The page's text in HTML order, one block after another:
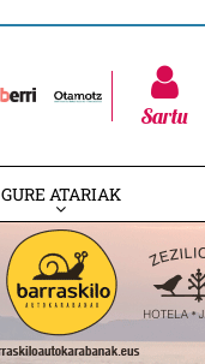
Sartu
GURE ATARIAK